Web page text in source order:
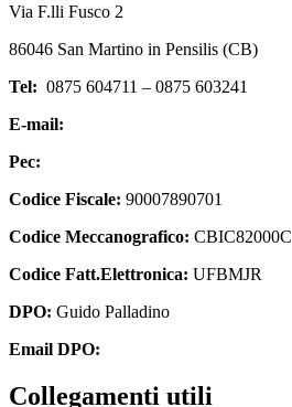
Via F.lli Fusco 2
86046 San Martino in Pensilis (CB)
Tel: 0875 604711 – 0875 603241
E-mail:
Pec:
Codice Fiscale: 90007890701
Codice Meccanografico: CBIC82000C
Codice Fatt.Elettronica: UFBMJR
DPO: Guido Palladino
Email DPO:
Collegamenti utili